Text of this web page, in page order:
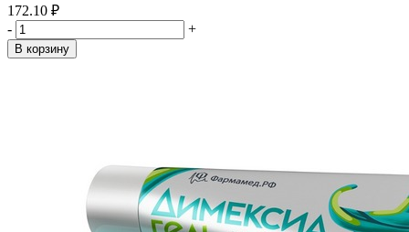
172.10 ₽
-
+
В корзину